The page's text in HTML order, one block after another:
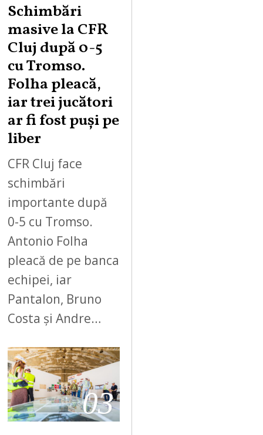
Schimbări
masive la CFR
Cluj după 0-5
cu Tromso.
Folha pleacă,
iar trei jucători
ar fi fost puși pe
liber
CFR Cluj face
schimbări
importante după
0-5 cu Tromso.
Antonio Folha
pleacă de pe banca
echipei, iar
Pantalon, Bruno
Costa și Andre…
03